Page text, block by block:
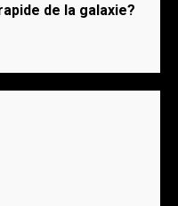
de la galaxie?